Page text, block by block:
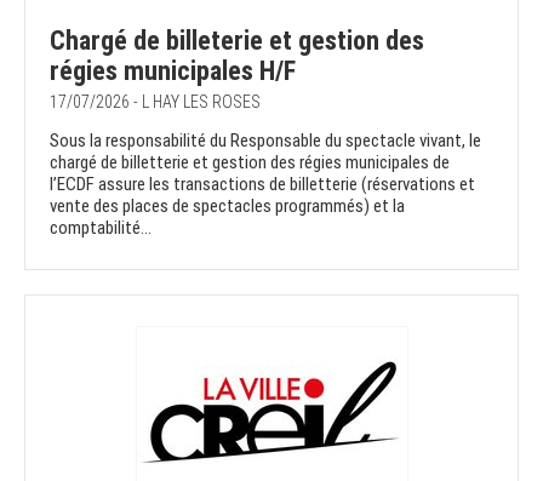
Chargé de billeterie et gestion des
régies municipales H/F
17/07/2026 - L HAY LES ROSES
Sous la responsabilité du Responsable du spectacle vivant, le
chargé de billetterie et gestion des régies municipales de
l’ECDF assure les transactions de billetterie (réservations et
vente des places de spectacles programmés) et la
comptabilité...